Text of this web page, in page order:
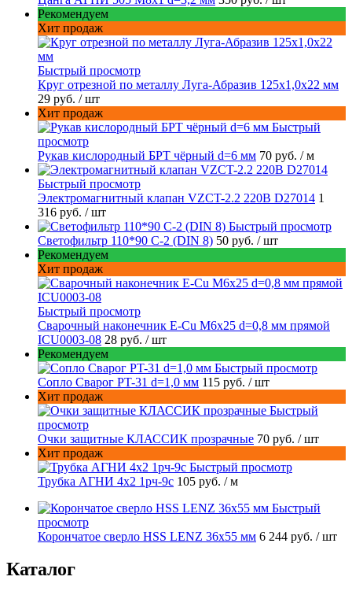
Рекомендуем
Хит продаж
Быстрый просмотр
Круг отрезной по металлу Луга-Абразив 125x1,0x22 мм
29 руб. / шт
Хит продаж
Быстрый
просмотр
Рукав кислородный БРТ чёрный d=6 мм 70 руб. / м
Быстрый просмотр
Электромагнитный клапан VZCT-2.2 220В D27014 1
316 руб. / шт
Быстрый просмотр
Светофильтр 110*90 С-2 (DIN 8) 50 руб. / шт
Рекомендуем
Хит продаж
Быстрый просмотр
Сварочный наконечник E-Cu M6x25 d=0,8 мм прямой
ICU0003-08 28 руб. / шт
Рекомендуем
Быстрый просмотр
Сопло Сварог PT-31 d=1,0 мм 115 руб. / шт
Хит продаж
Быстрый
просмотр
Очки защитные КЛАССИК прозрачные 70 руб. / шт
Хит продаж
Быстрый просмотр
Трубка АГНИ 4х2 1рч-9с 105 руб. / м
Быстрый
просмотр
Корончатое сверло HSS LENZ 36x55 мм 6 244 руб. / шт
Каталог